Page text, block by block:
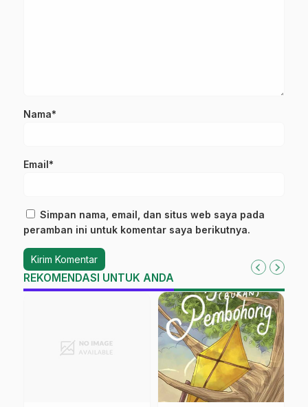
Nama*
Email*
Simpan nama, email, dan situs web saya pada
peramban ini untuk komentar saya berikutnya.
REKOMENDASI UNTUK ANDA